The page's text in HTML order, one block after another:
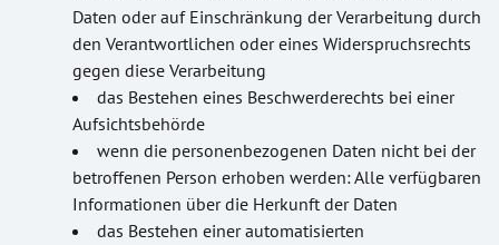
Daten oder auf Einschränkung der Verarbeitung durch
den Verantwortlichen oder eines Widerspruchsrechts
gegen diese Verarbeitung
das Bestehen eines Beschwerderechts bei einer
Aufsichtsbehörde
wenn die personenbezogenen Daten nicht bei der
betroffenen Person erhoben werden: Alle verfügbaren
Informationen über die Herkunft der Daten
das Bestehen einer automatisierten